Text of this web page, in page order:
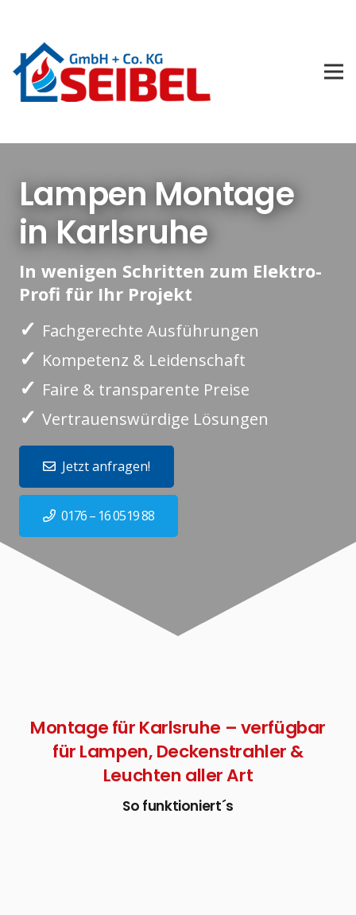
Lampen Montage
in Karlsruhe
In wenigen Schritten zum Elektro-
Profi für Ihr Projekt
✓ Fachgerechte Ausführungen
✓ Kompetenz & Leidenschaft
✓ Faire & transparente Preise
✓ Vertrauenswürdige Lösungen
Jetzt anfragen!
0176 – 16 0519 88
Montage für Karlsruhe – verfügbar
für Lampen, Deckenstrahler &
Leuchten aller Art
So funktioniert´s